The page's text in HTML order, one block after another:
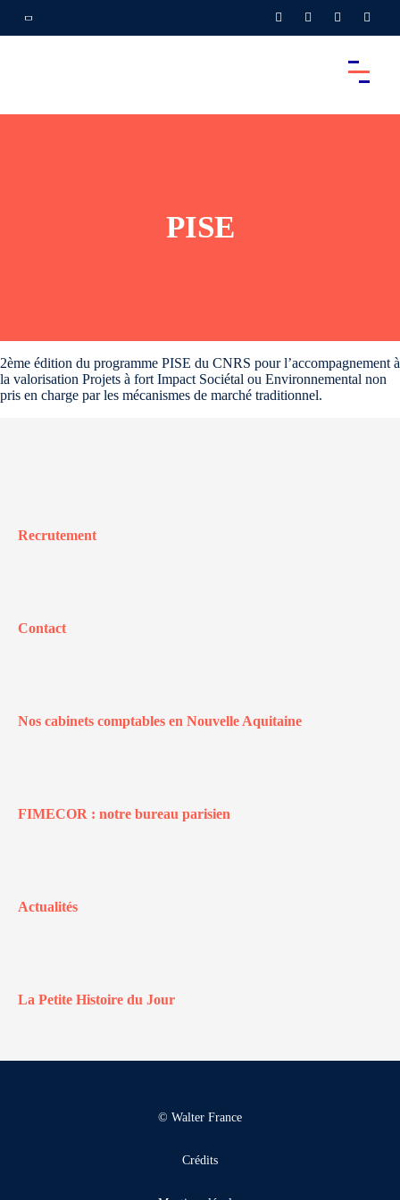
PISE
2ème édition du programme PISE du CNRS pour l’accompagnement à
la valorisation Projets à fort Impact Sociétal ou Environnemental non
pris en charge par les mécanismes de marché traditionnel.
Recrutement
Contact
Nos cabinets comptables en Nouvelle Aquitaine
FIMECOR : notre bureau parisien
Actualités
La Petite Histoire du Jour
© Walter France
Crédits